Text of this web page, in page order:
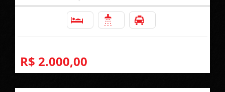
R$ 2.000,00